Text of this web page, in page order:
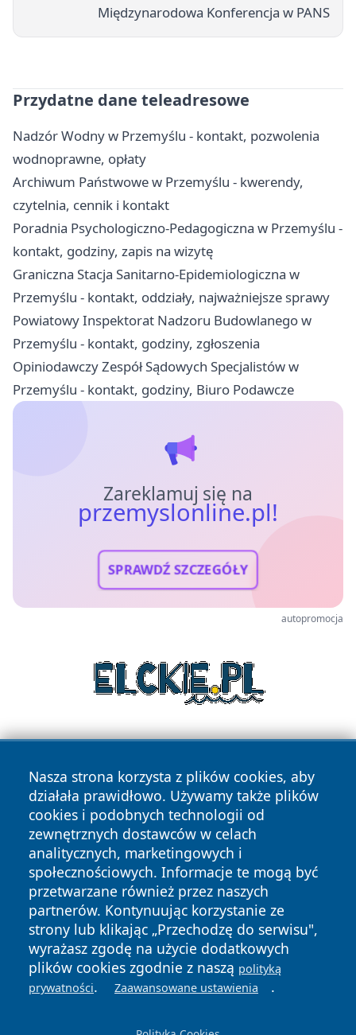
Międzynarodowa Konferencja w PANS
Przydatne dane teleadresowe
Nadzór Wodny w Przemyślu - kontakt, pozwolenia
wodnoprawne, opłaty
Archiwum Państwowe w Przemyślu - kwerendy,
czytelnia, cennik i kontakt
Poradnia Psychologiczno-Pedagogiczna w Przemyślu -
kontakt, godziny, zapis na wizytę
Graniczna Stacja Sanitarno-Epidemiologiczna w
Przemyślu - kontakt, oddziały, najważniejsze sprawy
Powiatowy Inspektorat Nadzoru Budowlanego w
Przemyślu - kontakt, godziny, zgłoszenia
Opiniodawczy Zespół Sądowych Specjalistów w
Przemyślu - kontakt, godziny, Biuro Podawcze
Zareklamuj się na
przemyslonline.pl!
SPRAWDŹ SZCZEGÓŁY
autopromocja
Nasza strona korzysta z plików cookies, aby
działała prawidłowo. Używamy także plików
cookies i podobnych technologii od
zewnętrznych dostawców w celach
analitycznych, marketingowych i
społecznościowych. Informacje te mogą być
przetwarzane również przez naszych
partnerów. Kontynuując korzystanie ze
strony lub klikając „Przechodzę do serwisu",
wyrażasz zgodę na użycie dodatkowych
plików cookies zgodnie z naszą polityką
prywatności. Zaawansowane ustawienia .
Copyright © 2026 przemyslonline.pl Wszystkie prawa
zastrzeżone.
News Autorzy
Polityka
Prywatności
Polityka
Cookies